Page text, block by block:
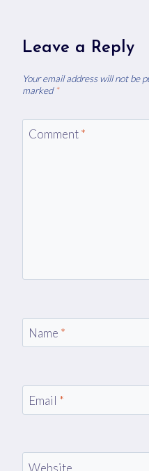
Leave a Reply
Your email address will not be
marked *
Comment*
Name *
Email *
Website